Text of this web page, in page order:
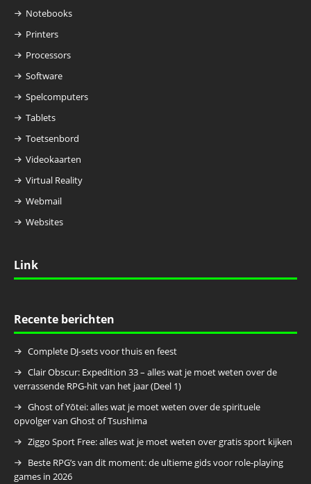
Notebooks
Printers
Processors
Software
Spelcomputers
Tablets
Toetsenbord
Videokaarten
Virtual Reality
Webmail
Websites
Link
Recente berichten
Complete DJ-sets voor thuis en feest
Clair Obscur: Expedition 33 – alles wat je moet weten over de
verrassende RPG-hit van het jaar (Deel 1)
Ghost of Yōtei: alles wat je moet weten over de spirituele
opvolger van Ghost of Tsushima
Ziggo Sport Free: alles wat je moet weten over gratis sport kijken
Beste RPG’s van dit moment: de ultieme gids voor role-playing
games in 2026